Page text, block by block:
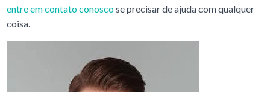
entre em contato conoscose precisar de ajuda com qualquer
coisa.